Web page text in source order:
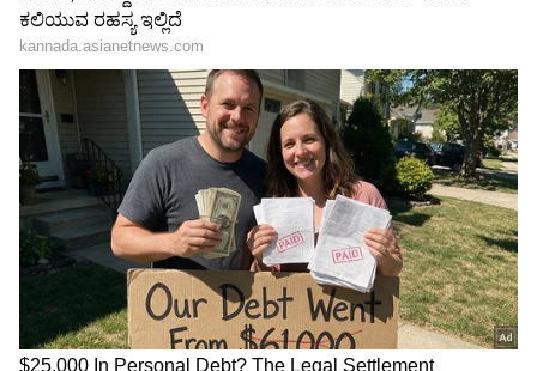
Image Credit : Asianet News
ಡಿ.ಕೆ. ಶಿವಕುಮಾರ್ ಆಯ್ಕೆ
ಎರಡನೇ ನಿರ್ಣಯವಾಗಿ ಸಿದ್ದರಾಮಯ್ಯ ಅವರೇ ಡಿ.ಕೆ.
ಶಿವಕುಮಾರ್ ಅವರ ಹೆಸರನ್ನು ನೂತನ ಶಾಸಕಾಂಗ ಪಕ್ಷದ
ನಾಯಕನ ಸ್ಥಾನಕ್ಕೆ ಪ್ರಸ್ತಾಪಿಸಿದರು. ಈ ಪ್ರಸ್ತಾವನೆಗೆ ಶಾಸಕರು
ಒಮ್ಮತದ ಜೈಕಾರ ಹಾಕುವ ಮೂಲಕ ಡಿ.ಕೆ.ಎಸ್ ಅವರನ್ನು
ಅವಿರೋಧವಾಗಿ ಆಯ್ಕೆ ಮಾಡಿದರು.